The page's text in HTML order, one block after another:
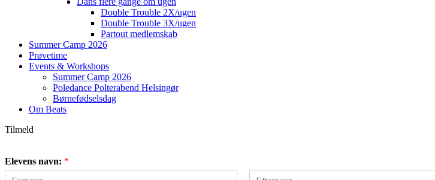
Double Trouble 2X/ugen
Double Trouble 3X/ugen
Partout medlemskab
Summer Camp 2026
Prøvetime
Events & Workshops
Summer Camp 2026
Poledance Polterabend Helsingør
Børnefødselsdag
Om Beats
Tilmeld
Elevens navn: *